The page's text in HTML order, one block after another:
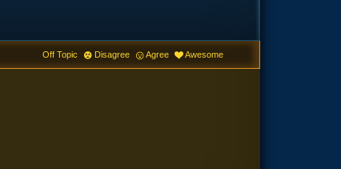
Off Topic Disagree Agree Awesome